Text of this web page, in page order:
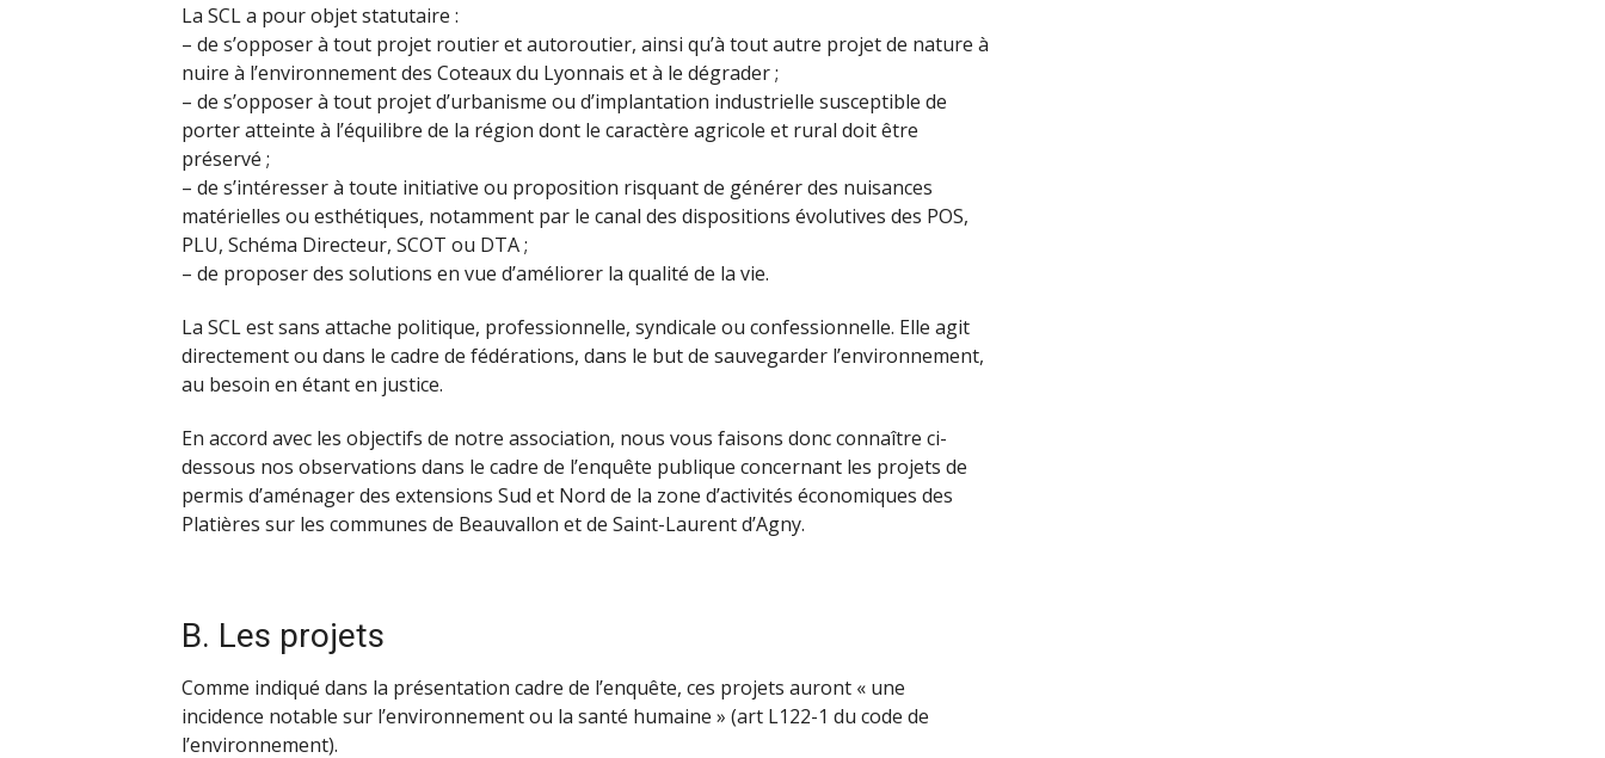
La SCL a pour objet statutaire :
– de s’opposer à tout projet routier et autoroutier, ainsi qu’à tout autre projet de nature à
nuire à l’environnement des Coteaux du Lyonnais et à le dégrader ;
– de s’opposer à tout projet d’urbanisme ou d’implantation industrielle susceptible de
porter atteinte à l’équilibre de la région dont le caractère agricole et rural doit être
préservé ;
– de s’intéresser à toute initiative ou proposition risquant de générer des nuisances
matérielles ou esthétiques, notamment par le canal des dispositions évolutives des POS,
PLU, Schéma Directeur, SCOT ou DTA ;
– de proposer des solutions en vue d’améliorer la qualité de la vie.
La SCL est sans attache politique, professionnelle, syndicale ou confessionnelle. Elle agit
directement ou dans le cadre de fédérations, dans le but de sauvegarder l’environnement,
au besoin en étant en justice.
En accord avec les objectifs de notre association, nous vous faisons donc connaître ci-
dessous nos observations dans le cadre de l’enquête publique concernant les projets de
permis d’aménager des extensions Sud et Nord de la zone d’activités économiques des
Platières sur les communes de Beauvallon et de Saint-Laurent d’Agny.
B. Les projets
Comme indiqué dans la présentation cadre de l’enquête, ces projets auront « une
incidence notable sur l’environnement ou la santé humaine » (art L122-1 du code de
l’environnement).